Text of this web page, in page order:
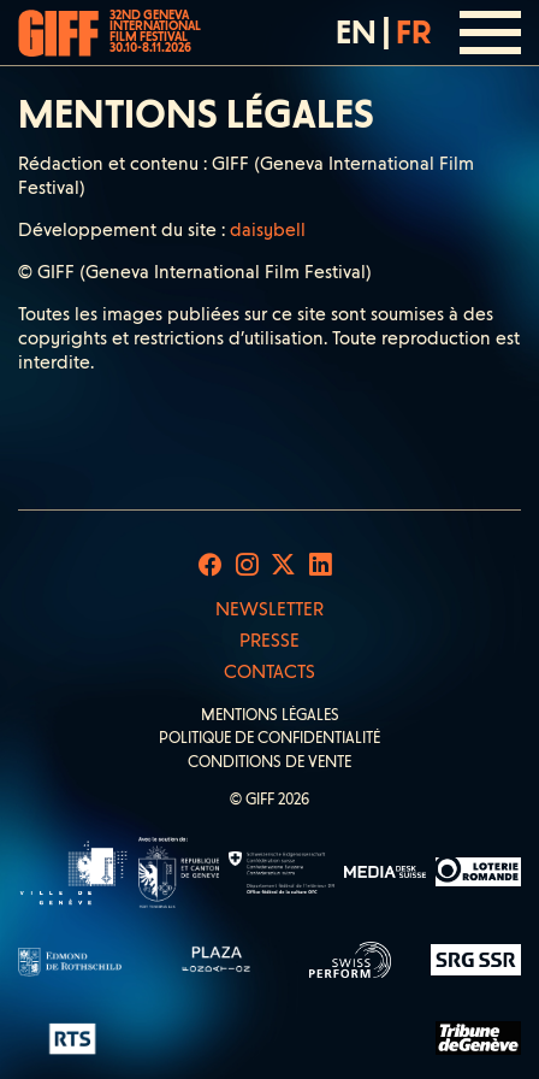
32ND GENEVA
INTERNATIONAL
FILM FESTIVAL
30.10-8.11.2026 EN FR
MENTIONS LÉGALES
Rédaction et contenu : GIFF (Geneva International Film
Festival)
Développement du site : daisybell
© GIFF (Geneva International Film Festival)
Toutes les images publiées sur ce site sont soumises à des
copyrights et restrictions d’utilisation. Toute reproduction est
interdite.
NEWSLETTER
PRESSE
CONTACTS
MENTIONS LÉGALES
POLITIQUE DE CONFIDENTIALITÉ
CONDITIONS DE VENTE
© GIFF 2026